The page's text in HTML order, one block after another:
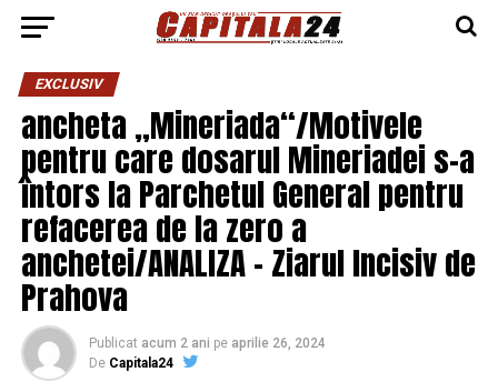
EXCLUSIV
ancheta „Mineriada“/Motivele
pentru care dosarul Mineriadei s-a
întors la Parchetul General pentru
refacerea de la zero a
anchetei/ANALIZA – Ziarul Incisiv de
Prahova
Publicat acum 2 ani pe aprilie 26, 2024
De Capitala24